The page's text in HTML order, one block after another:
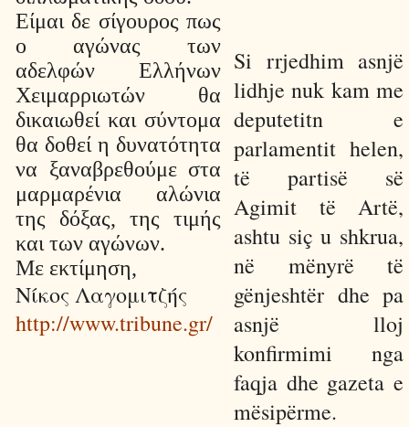
Είμαι δε σίγουρος πως
ο αγώνας των
αδελφών Ελλήνων
Χειμαρριωτών θα
δικαιωθεί και σύντομα
θα δοθεί η δυνατότητα
να ξαναβρεθούμε στα
μαρμαρένια αλώνια
της δόξας, της τιμής
και των αγώνων.
Με εκτίμηση,
Νίκος Λαγομιτζής
http://www.tribune.gr/
Si rrjedhim asnjë
lidhje nuk kam me
deputetitn e
parlamentit helen,
të partisë së
Agimit të Artë,
ashtu siç u shkrua,
në mënyrë të
gënjeshtër dhe pa
asnjë lloj
konfirmimi nga
faqja dhe gazeta e
mësipërme.